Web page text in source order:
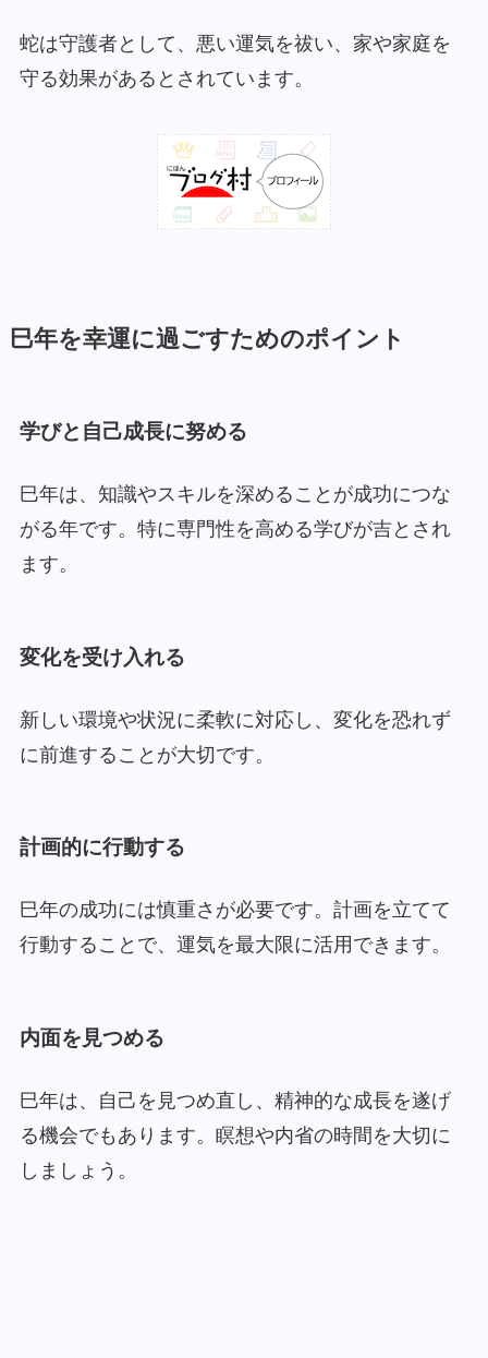
蛇は守護者として、悪い運気を祓い、家や家庭を
守る効果があるとされています。
巳年を幸運に過ごすためのポイント
学びと自己成長に努める
巳年は、知識やスキルを深めることが成功につな
がる年です。特に専門性を高める学びが吉とされ
ます。
変化を受け入れる
新しい環境や状況に柔軟に対応し、変化を恐れず
に前進することが大切です。
計画的に行動する
巳年の成功には慎重さが必要です。計画を立てて
行動することで、運気を最大限に活用できます。
内面を見つめる
巳年は、自己を見つめ直し、精神的な成長を遂げ
る機会でもあります。瞑想や内省の時間を大切に
しましょう。